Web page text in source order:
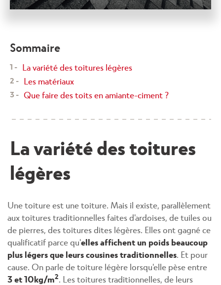
Sommaire
La variété des toitures légères
Les matériaux
Que faire des toits en amiante-ciment ?
La variété des toitures
légères
Une toiture est une toiture. Mais il existe, parallèlement
aux toitures traditionnelles faites d'ardoises, de tuiles ou
de pierres, des toitures dites légères. Elles ont gagné ce
qualificatif parce qu'elles affichent un poids beaucoup
plus légers que leurs cousines traditionnelles . Et pour
cause. On parle de toiture légère lorsqu'elle pèse entre
3 et 10kg/m2
. Les toitures traditionnelles, de leurs